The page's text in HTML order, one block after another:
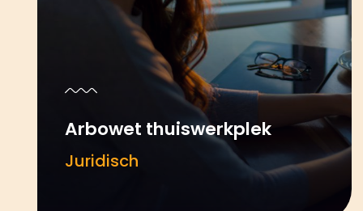
Arbowet thuiswerkplek
Juridisch